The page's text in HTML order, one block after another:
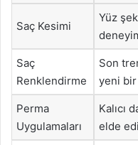
Saç Kesimi
Yüz
Saç
Renklendirme
Son
yeni
Perma
Uygulamaları
Kalıcı
elde